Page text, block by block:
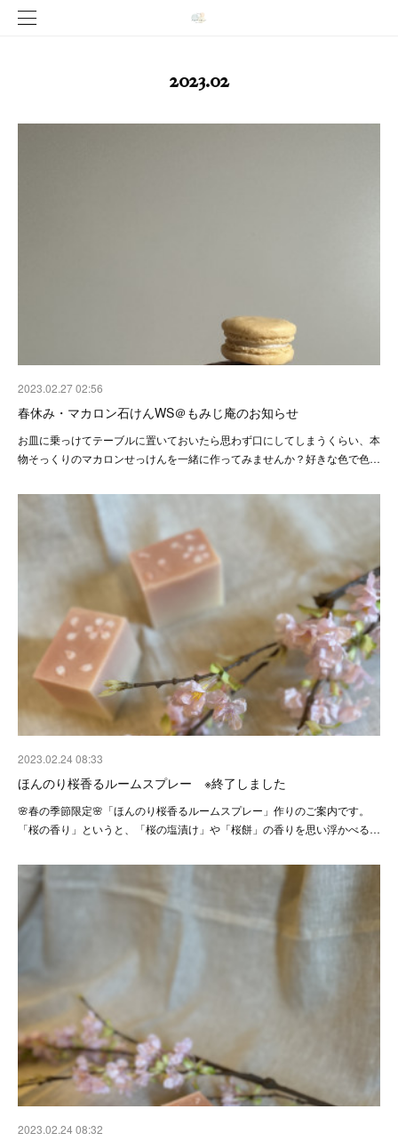
2023.02
2023.02.27 02:56
春休み・マカロン石けんWS＠もみじ庵のお知らせ
お皿に乗っけてテーブルに置いておいたら思わず口にしてしまうくらい、本
物そっくりのマカロンせっけんを一緒に作ってみませんか？好きな色で色…
2023.02.24 08:33
ほんのり桜香るルームスプレー ※終了しました
🌸春の季節限定🌸「ほんのり桜香るルームスプレー」作りのご案内です。
「桜の香り」というと、「桜の塩漬け」や「桜餅」の香りを思い浮かべる…
2023.02.24 08:32